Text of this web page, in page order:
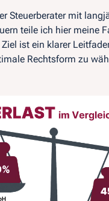
Steuerberater mit
teile ich hier meine
ist ein klarer
Rechtsform zu